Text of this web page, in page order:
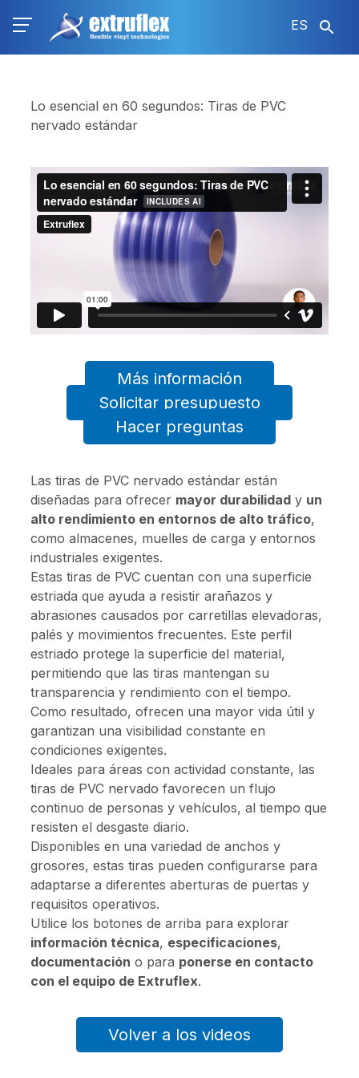
ES
Lo esencial en 60 segundos: Tiras de PVC
nervado estándar
Más información
Solicitar presupuesto
Hacer preguntas
Las tiras de PVC nervado estándar están
diseñadas para ofrecer mayor durabilidady un
alto rendimiento en entornos de alto tráfico,
como almacenes, muelles de carga y entornos
industriales exigentes.
Estas tiras de PVC cuentan con una superficie
estriada que ayuda a resistir arañazos y
abrasiones causados por carretillas elevadoras,
palés y movimientos frecuentes. Este perfil
estriado protege la superficie del material,
permitiendo que las tiras mantengan su
transparencia y rendimiento con el tiempo.
Como resultado, ofrecen una mayor vida útil y
garantizan una visibilidad constante en
condiciones exigentes.
Ideales para áreas con actividad constante, las
tiras de PVC nervado favorecen un flujo
continuo de personas y vehículos, al tiempo que
resisten el desgaste diario.
Disponibles en una variedad de anchos y
grosores, estas tiras pueden configurarse para
adaptarse a diferentes aberturas de puertas y
requisitos operativos.
Utilice los botones de arriba para explorar
información técnica, especificaciones,
documentación o para ponerse en contacto
con el equipo de Extruflex.
Volver a los videos